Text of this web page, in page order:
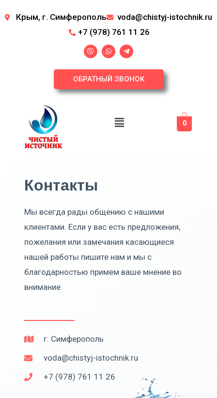
Крым, г. Симферополь
voda@chistyj-istochnik.ru
+7 (978) 761 11 26
V
i
e
r
W
h
t
s
a
p
p
T
e
e
g
r
a
m
ОБРАТНЫЙ ЗВОНОК
Меню 0
Контакты
Мы всегда рады общению с нашими
клиентами. Если у вас есть предложения,
пожелания или замечания касающиеся
нашей работы пишите нам и мы с
благодарностью примем ваше мнение во
внимание.
г. Симферополь
voda@chistyj-istochnik.ru
+7 (978) 761 11 26